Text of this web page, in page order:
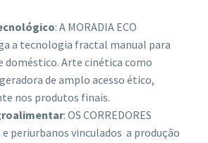
: A MORADIA ECO
a tecnologia fractal manual para
doméstico. Arte cinética como
de amplo acesso ético,
nos produtos finais.
: OS CORREDORES
e periurbanos vinculados a produção